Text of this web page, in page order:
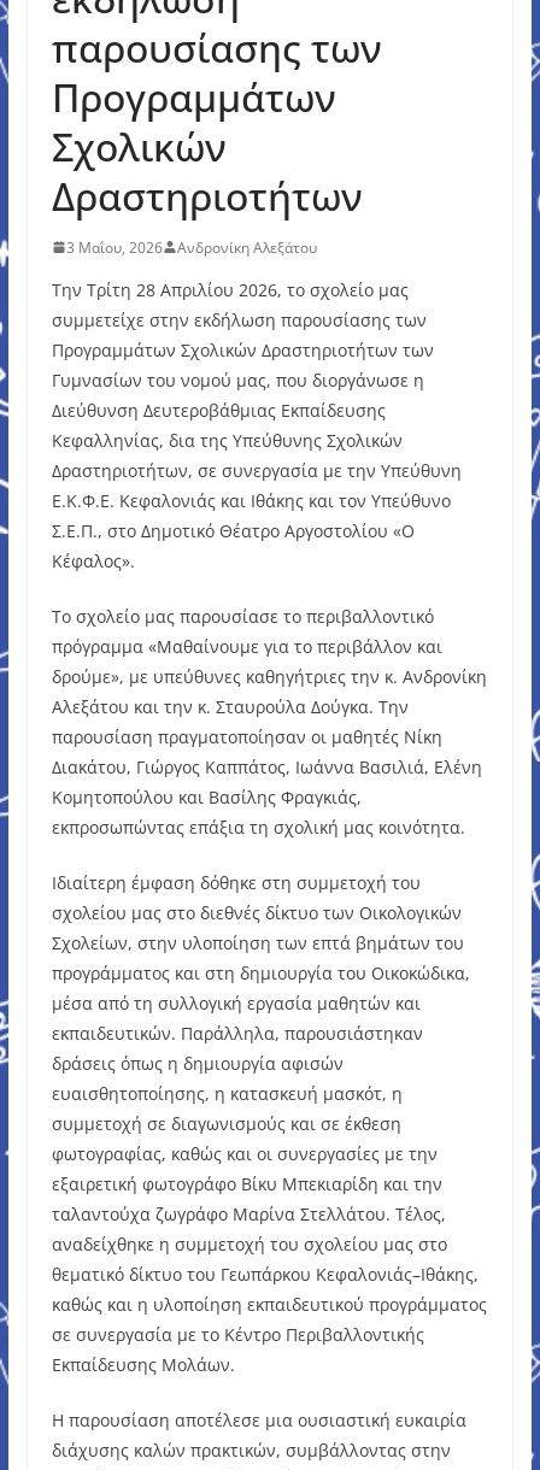
παρουσίασης των
Προγραμμάτων
Σχολικών
Δραστηριοτήτων
3 Μαΐου, 2026 Ανδρονίκη Αλεξάτου
Την Τρίτη 28 Απριλίου 2026, το σχολείο μας
συμμετείχε στην εκδήλωση παρουσίασης των
Προγραμμάτων Σχολικών Δραστηριοτήτων των
Γυμνασίων του νομού μας, που διοργάνωσε η
Διεύθυνση Δευτεροβάθμιας Εκπαίδευσης
Κεφαλληνίας, δια της Υπεύθυνης Σχολικών
Δραστηριοτήτων, σε συνεργασία με την Υπεύθυνη
Ε.Κ.Φ.Ε. Κεφαλονιάς και Ιθάκης και τον Υπεύθυνο
Σ.Ε.Π., στο Δημοτικό Θέατρο Αργοστολίου «Ο
Κέφαλος».
Το σχολείο μας παρουσίασε το περιβαλλοντικό
πρόγραμμα «Μαθαίνουμε για το περιβάλλον και
δρούμε», με υπεύθυνες καθηγήτριες την κ. Ανδρονίκη
Αλεξάτου και την κ. Σταυρούλα Δούγκα. Την
παρουσίαση πραγματοποίησαν οι μαθητές Νίκη
Διακάτου, Γιώργος Καππάτος, Ιωάννα Βασιλιά, Ελένη
Κομητοπούλου και Βασίλης Φραγκιάς,
εκπροσωπώντας επάξια τη σχολική μας κοινότητα.
Ιδιαίτερη έμφαση δόθηκε στη συμμετοχή του
σχολείου μας στο διεθνές δίκτυο των Οικολογικών
Σχολείων, στην υλοποίηση των επτά βημάτων του
προγράμματος και στη δημιουργία του Οικοκώδικα,
μέσα από τη συλλογική εργασία μαθητών και
εκπαιδευτικών. Παράλληλα, παρουσιάστηκαν
δράσεις όπως η δημιουργία αφισών
ευαισθητοποίησης, η κατασκευή μασκότ, η
συμμετοχή σε διαγωνισμούς και σε έκθεση
φωτογραφίας, καθώς και οι συνεργασίες με την
εξαιρετική φωτογράφο Βίκυ Μπεκιαρίδη και την
ταλαντούχα ζωγράφο Μαρίνα Στελλάτου. Τέλος,
αναδείχθηκε η συμμετοχή του σχολείου μας στο
θεματικό δίκτυο του Γεωπάρκου Κεφαλονιάς–Ιθάκης,
καθώς και η υλοποίηση εκπαιδευτικού προγράμματος
σε συνεργασία με το Κέντρο Περιβαλλοντικής
Εκπαίδευσης Μολάων.
Η παρουσίαση αποτέλεσε μια ουσιαστική ευκαιρία
διάχυσης καλών πρακτικών, συμβάλλοντας στην